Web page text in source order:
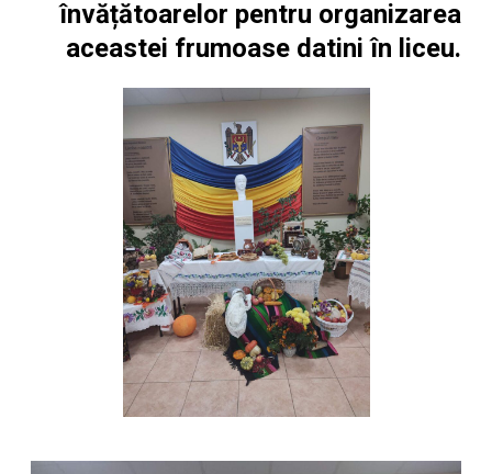
învățătoarelor pentru organizarea
aceastei frumoase datini în liceu.